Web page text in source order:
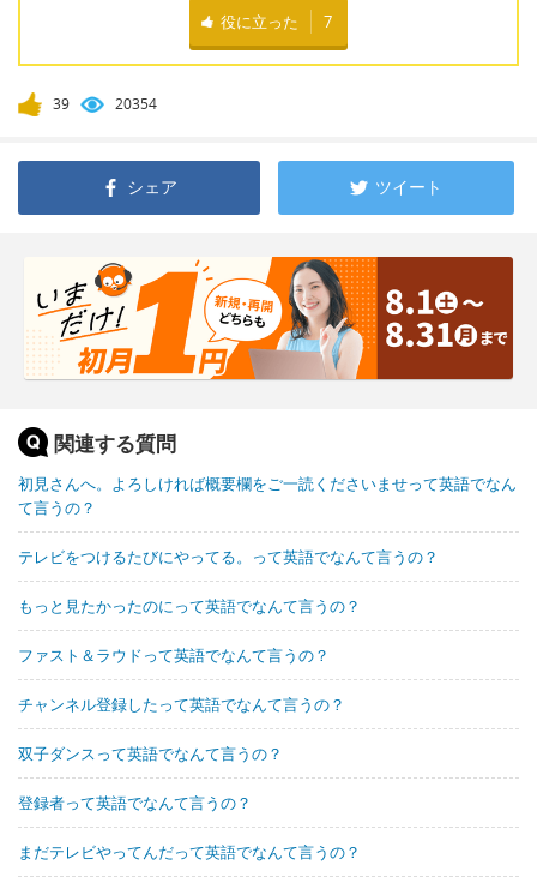
役に立った 7
39 20354
シェア ツイート
関連する質問
初見さんへ。よろしければ概要欄をご一読くださいませって英語でなん
て言うの？
テレビをつけるたびにやってる。って英語でなんて言うの？
もっと見たかったのにって英語でなんて言うの？
ファスト＆ラウドって英語でなんて言うの？
チャンネル登録したって英語でなんて言うの？
双子ダンスって英語でなんて言うの？
登録者って英語でなんて言うの？
まだテレビやってんだって英語でなんて言うの？